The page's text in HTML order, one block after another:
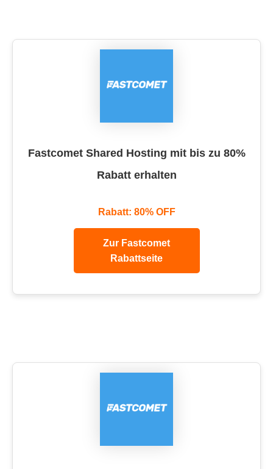
Fastcomet Shared Hosting mit bis zu 80%
Rabatt erhalten
Rabatt: 80% OFF
Zur Fastcomet
Rabattseite